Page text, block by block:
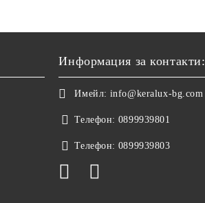
Информация за контакти:
Имейл: info@keralux-bg.com
Телефон: 0899939801
Телефон: 0899939803